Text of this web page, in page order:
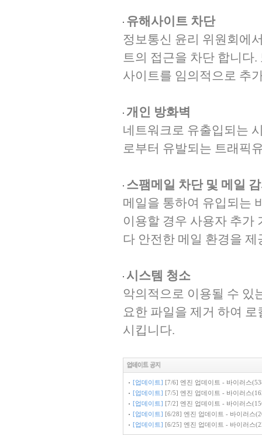
유해사이트 차단
정보통신 윤리 위원회에
트의 접근을 차단 합니다
사이트를 임의적으로 추
개인 방화벽
네트워크로 유출입되는
로부터 유발되는 트래픽
스팸메일 차단 및 메일
메일을 통하여 유입되는
이용할 경우 사용자 추가
다 안전한 메일 환경을 제
시스템 청소
악의적으로 이용될 수 있
요한 파일을 제거 하여
시킵니다.
[업데이트] [7/6] 엔진 업데이트 - 바이러스
[업데이트] [7/5] 엔진 업데이트 - 바이러스
[업데이트] [7/2] 엔진 업데이트 - 바이러스
[업데이트] [6/28] 엔진 업데이트 - 바이러스
[업데이트] [6/25] 엔진 업데이트 - 바이러스